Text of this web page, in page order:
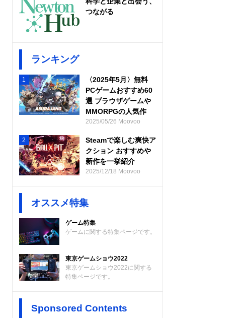
つながる
ランキング
1
〈2025年5月〉無料
PCゲームおすすめ60
選 ブラウザゲームや
MMORPGの人気作
2025/05/26 Moovoo
2
Steamで楽しむ爽快ア
クション おすすめや
新作を一挙紹介
2025/12/18 Moovoo
オススメ特集
ゲーム特集
ゲームに関する特集ページです。
東京ゲームショウ2022
東京ゲームショウ2022に関する
特集ページです。
Sponsored Contents